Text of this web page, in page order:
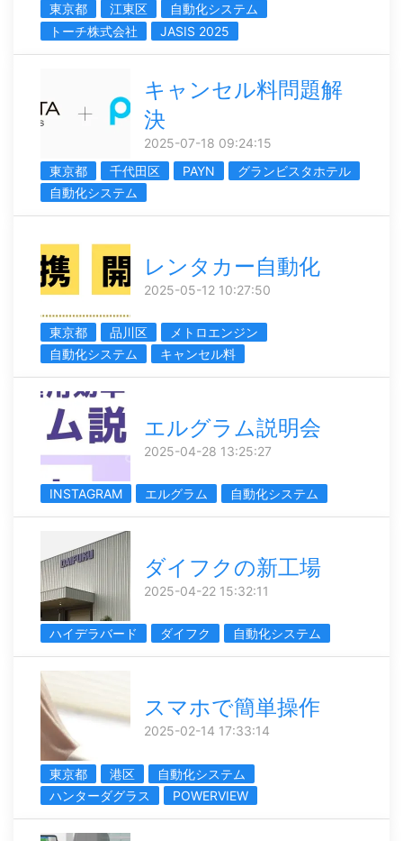
東京都
江東区
自動化システム
トーチ株式会社
JASIS 2025
キャンセル料問題解
決
2025-07-18 09:24:15
東京都
千代田区 PAYN
グランビスタホテル
自動化システム
レンタカー自動化
2025-05-12 10:27:50
東京都 品川区
メトロエンジン
自動化システム
キャンセル料
エルグラム説明会
2025-04-28 13:25:27
INSTAGRAM エルグラム 自動化システム
ダイフクの新工場
2025-04-22 15:32:11
ハイデラバード ダイフク 自動化システム
スマホで簡単操作
2025-02-14 17:33:14
東京都 港区
自動化システム
ハンターダグラス
POWERVIEW